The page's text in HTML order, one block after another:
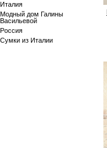
Италия
Модный дом Галины
Васильевой
Россия
Сумки из Италии